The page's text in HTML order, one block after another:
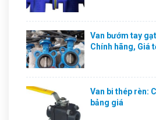
Van bướm tay gạt
Chính hãng, Giá
Van bi thép rèn:
bảng giá